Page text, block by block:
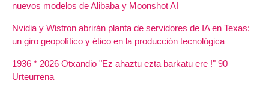
nuevos modelos de Alibaba y Moonshot AI
Nvidia y Wistron abrirán planta de servidores de IA en Texas:
un giro geopolítico y ético en la producción tecnológica
1936 * 2026 Otxandio "Ez ahaztu ezta barkatu ere !" 90
Urteurrena